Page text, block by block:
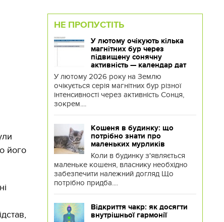
його
НЕ ПРОПУСТІТЬ
У лютому очікують кілька
магнітних бур через
підвищену сонячну
активність — календар дат
У лютому 2026 року на Землю
очікується серія магнітних бур різної
інтенсивності через активність Сонця,
зокрем....
Кошеня в будинку: що
потрібно знати про
маленьких мурликів
Коли в будинку з'являється
маленьке кошеня, власнику необхідно
забезпечити належний догляд Що
потрібно придба....
Відкриття чакр: як досягти
внутрішньої гармонії